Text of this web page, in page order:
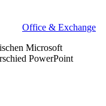
Office & Exchange
Microsoft
PowerPoint